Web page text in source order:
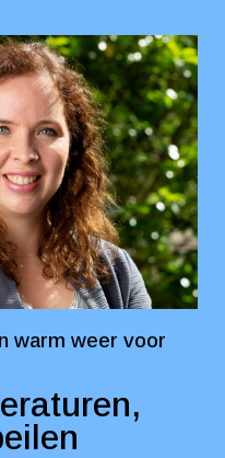
warm weer voor